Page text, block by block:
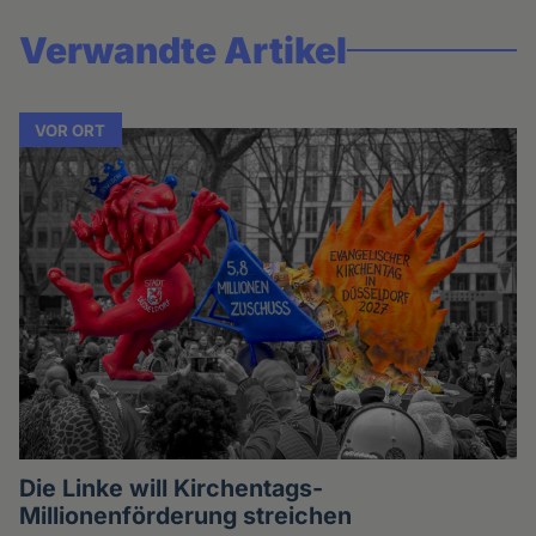
Verwandte Artikel
VOR ORT
Die Linke will Kirchentags-
Millionenförderung streichen